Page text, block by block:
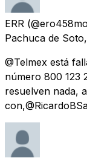
ERR
Pachuca de
@Telmex está
número 800 123
resuelven nada,